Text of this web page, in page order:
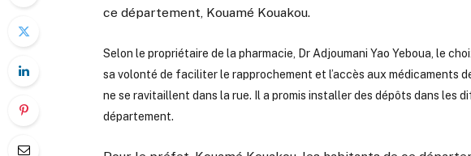
ce département, Kouamé Kouakou.
Selon le propriétaire de la pharmacie, Dr Adjoumani Yao Yeboua, le
sa volonté de faciliter le rapprochement et l’accès aux médicaments
ne se ravitaillent dans la rue. Il a promis installer des dépôts dans les
département.